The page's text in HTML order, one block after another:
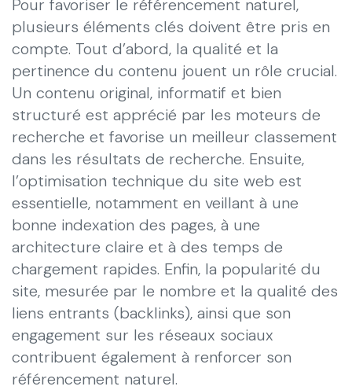
Pour favoriser le référencement naturel,
plusieurs éléments clés doivent être pris en
compte. Tout d’abord, la qualité et la
pertinence du contenu jouent un rôle crucial.
Un contenu original, informatif et bien
structuré est apprécié par les moteurs de
recherche et favorise un meilleur classement
dans les résultats de recherche. Ensuite,
l’optimisation technique du site web est
essentielle, notamment en veillant à une
bonne indexation des pages, à une
architecture claire et à des temps de
chargement rapides. Enfin, la popularité du
site, mesurée par le nombre et la qualité des
liens entrants (backlinks), ainsi que son
engagement sur les réseaux sociaux
contribuent également à renforcer son
référencement naturel.